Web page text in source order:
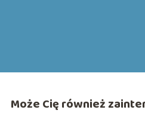
Może Cię również